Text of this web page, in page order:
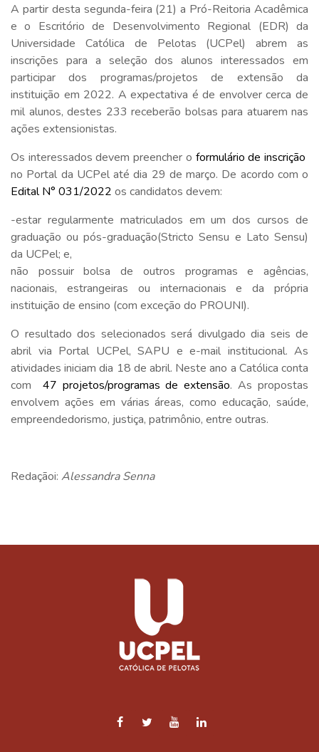
A partir desta segunda-feira (21) a Pró-Reitoria Acadêmica
e o Escritório de Desenvolvimento Regional (EDR) da
Universidade Católica de Pelotas (UCPel) abrem as
inscrições para a seleção dos alunos interessados em
participar dos programas/projetos de extensão da
instituição em 2022. A expectativa é de envolver cerca de
mil alunos, destes 233 receberão bolsas para atuarem nas
ações extensionistas.
Os interessados devem preencher o formulário de inscrição
no Portal da UCPel até dia 29 de março. De acordo com o
Edital N° 031/2022 os candidatos devem:
-estar regularmente matriculados em um dos cursos de
graduação ou pós-graduação(Stricto Sensu e Lato Sensu)
da UCPel; e,
não possuir bolsa de outros programas e agências,
nacionais, estrangeiras ou internacionais e da própria
instituição de ensino (com exceção do PROUNI).
O resultado dos selecionados será divulgado dia seis de
abril via Portal UCPel, SAPU e e-mail institucional. As
atividades iniciam dia 18 de abril. Neste ano a Católica conta
com 47 projetos/programas de extensão. As propostas
envolvem ações em várias áreas, como educação, saúde,
empreendedorismo, justiça, patrimônio, entre outras.
Redaçãoi: Alessandra Senna